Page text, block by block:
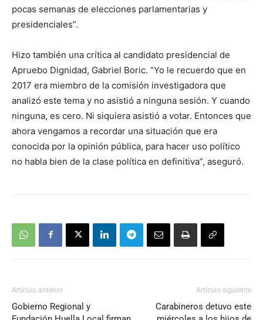
pocas semanas de elecciones parlamentarias y
presidenciales”.
Hizo también una crítica al candidato presidencial de
Apruebo Dignidad, Gabriel Boric. “Yo le recuerdo que en
2017 era miembro de la comisión investigadora que
analizó este tema y no asistió a ninguna sesión. Y cuando
ninguna, es cero. Ni siquiera asistió a votar. Entonces que
ahora vengamos a recordar una situación que era
conocida por la opinión pública, para hacer uso político
no habla bien de la clase política en definitiva”, aseguró.
Artículo anterior
Gobierno Regional y
Artículo siguiente
Carabineros detuvo este